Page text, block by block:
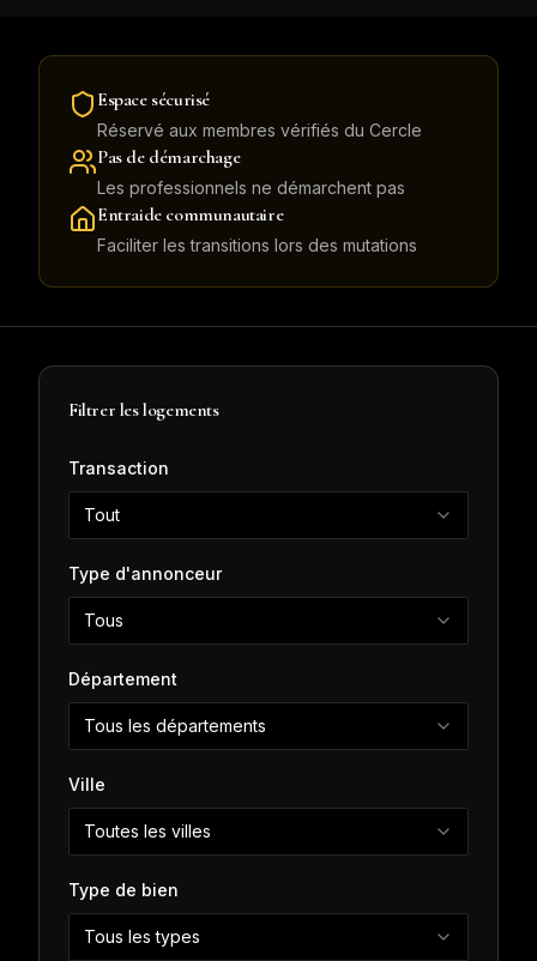
Espace sécurisé
Réservé aux membres vérifiés du Cercle
Pas de démarchage
Les professionnels ne démarchent pas
Entraide communautaire
Faciliter les transitions lors des mutations
Filtrer les logements
Transaction
Tout
Type d'annonceur
Tous
Département
Tous les départements
Ville
Toutes les villes
Type de bien
Tous les types